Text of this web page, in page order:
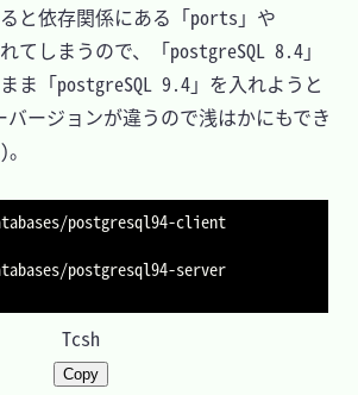
と依存関係にある「ports」や
てしまうので、「postgreSQL 8.4」
ま「postgreSQL 9.4」を入れようと
ージョンが違うので浅はかにもでき
Tcsh
Copy